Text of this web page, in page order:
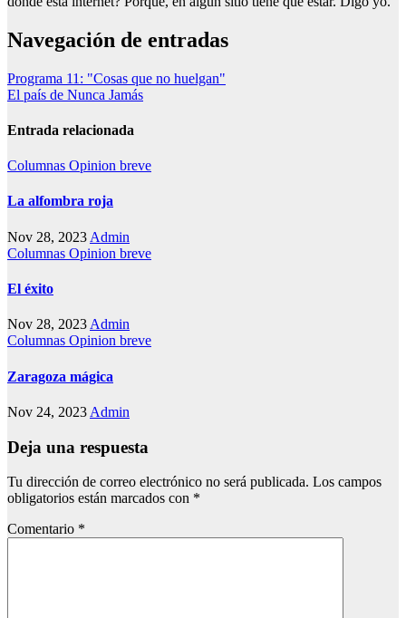
Navegación de entradas
Programa 11: "Cosas que no huelgan"
El país de Nunca Jamás
Entrada relacionada
Columnas Opinion breve
La alfombra roja
Nov 28, 2023 Admin
Columnas Opinion breve
El éxito
Nov 28, 2023 Admin
Columnas Opinion breve
Zaragoza mágica
Nov 24, 2023 Admin
Deja una respuesta
Tu dirección de correo electrónico no será publicada. Los campos
obligatorios están marcados con *
Comentario *